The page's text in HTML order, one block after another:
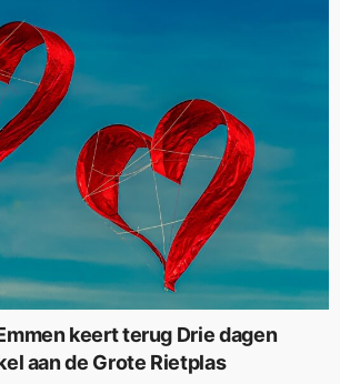
keert terug Drie dagen
aan de Grote Rietplas